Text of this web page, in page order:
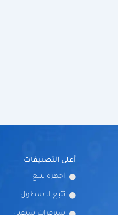
أعلى التصنيفات
اجهزة تتبع
تتبع الاسطول